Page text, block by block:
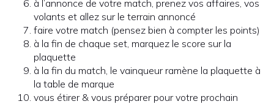
à l’annonce de votre match, prenez vos affaires, vos
volants et allez sur le terrain annoncé
faire votre match (pensez bien à compter les points)
à la fin de chaque set, marquez le score sur la
plaquette
à la fin du match, le vainqueur ramène la plaquette à
la table de marque
vous étirer & vous préparer pour votre prochain